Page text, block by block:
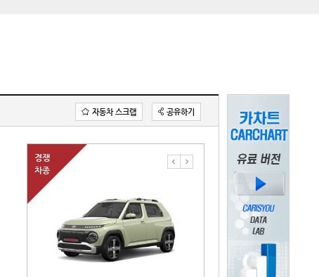
자동차 스크랩 공유하기
경쟁
차종